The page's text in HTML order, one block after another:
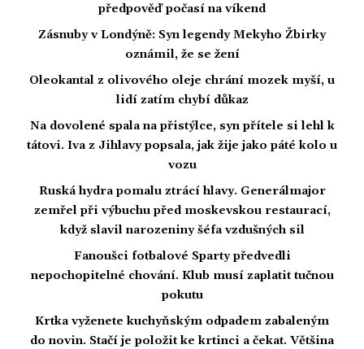
předpověď počasí na víkend
Zásnuby v Londýně: Syn legendy Mekyho Žbirky
oznámil, že se žení
Oleokantal z olivového oleje chrání mozek myší, u
lidí zatím chybí důkaz
Na dovolené spala na přistýlce, syn přítele si lehl k
tátovi. Iva z Jihlavy popsala, jak žije jako páté kolo u
vozu
Ruská hydra pomalu ztrácí hlavy. Generálmajor
zemřel při výbuchu před moskevskou restaurací,
když slavil narozeniny šéfa vzdušných sil
Fanoušci fotbalové Sparty předvedli
nepochopitelné chování. Klub musí zaplatit tučnou
pokutu
Krtka vyženete kuchyňským odpadem zabaleným
do novin. Stačí je položit ke krtinci a čekat. Většina